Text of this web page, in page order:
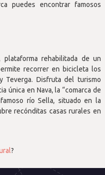
puedes encontrar famosos
rehabilitada de un
recorrer en bicicleta los
Disfruta del turismo
única en Nava, la “comarca de
río Sella, situado en la
recónditas casas rurales en
?